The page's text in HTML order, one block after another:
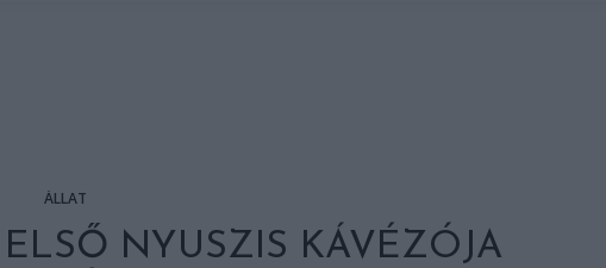
ÁLLAT
NYUSZIS KÁVÉZÓJA